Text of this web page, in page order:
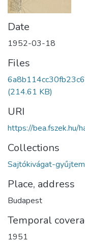
Date
1952-03-18
Files
(214.61 KB)
URI
https://
Collections
Sajtókivágat-
Place, address
Budapest
Temporal
1951